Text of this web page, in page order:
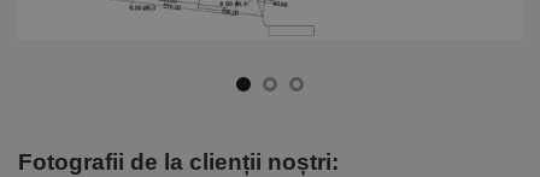
Fotografii de la clienții noștri: